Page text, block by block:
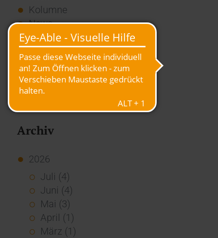
Kolumne
News
Overview
Presse
Report
Standard Echo
Stories
Archiv
2026
Juli (4)
Juni (4)
Mai (3)
April (1)
März (1)